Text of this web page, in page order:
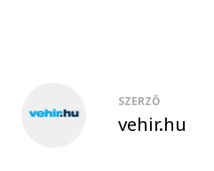
SZERZŐ
vehir.hu